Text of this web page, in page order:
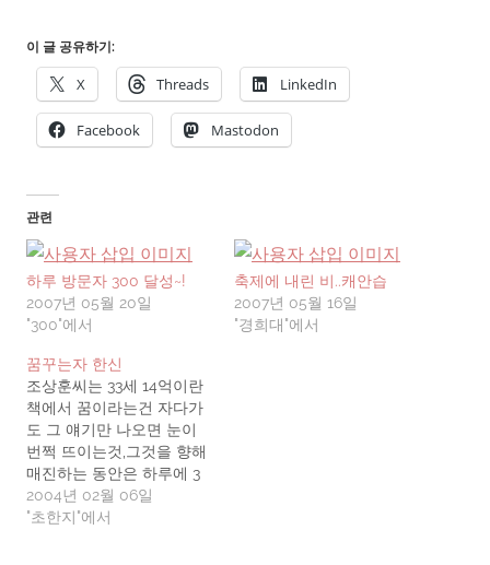
이 글 공유하기:
X Threads LinkedIn
Facebook Mastodon
관련
하루 방문자 300 달성~!
2007년 05월 20일
"300"에서
축제에 내린 비..캐안습
2007년 05월 16일
"경희대"에서
꿈꾸는자 한신
조상훈씨는 33세 14억이란
책에서 꿈이라는건 자다가
도 그 얘기만 나오면 눈이
번쩍 뜨이는것,그것을 향해
매진하는 동안은 하루에 3
시간씩밖에 못잔다 하더라
도전혀 피곤함을 느끼지 못
2004년 02월 06일
"초한지"에서